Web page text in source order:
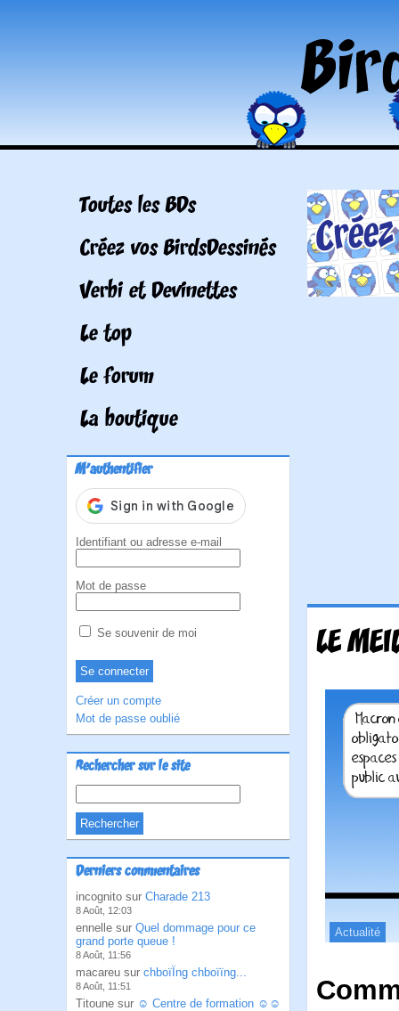
Toutes les BDs
Créez vos BirdsDessinés
Verbi et Devinettes
Le top
Le forum
La boutique
M'authentifier
Identifiant ou adresse e-mail
Mot de passe
Se souvenir de moi
Créer un compte
Mot de passe oublié
Rechercher sur le site
Derniers commentaires
incognito sur Charade 213
8 Août, 12:03
ennelle sur Quel dommage pour ce
grand porte queue !
8 Août, 11:56
macareu sur chboïÏng chboïïng...
8 Août, 11:51
Titoune sur ☺ Centre de formation ☺☺
LE
Actualité